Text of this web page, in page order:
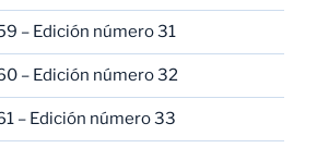
– Edición número 31
– Edición número 32
– Edición número 33